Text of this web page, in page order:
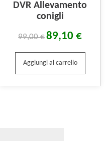
DVR Allevamento
conigli
99,00€89,10€
Aggiungi al carrello